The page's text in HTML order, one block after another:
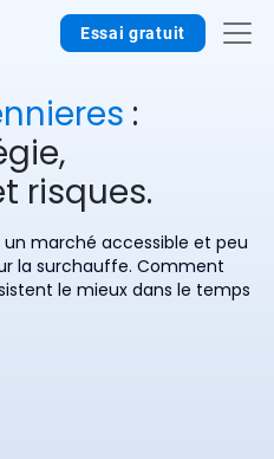
Essai gratuit
:
risques.
marché accessible et peu
la surchauffe. Comment
le mieux dans le temps